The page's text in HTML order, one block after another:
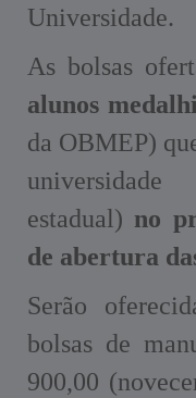
Universidade.
As bolsas
alunos
da OBMEP)
estadual) no
de abertura
Serão
bolsas de
900,00